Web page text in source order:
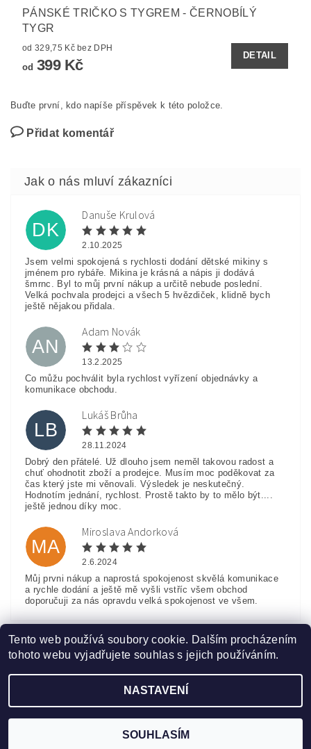
PÁNSKÉ TRIČKO S TYGREM - ČERNOBÍLÝ
TYGR
od 329,75 Kč bez DPH
od 399 Kč
DETAIL
Buďte první, kdo napíše příspěvek k této položce.
Přidat komentář
DK
Danuše Krulová
2.10.2025
Jsem velmi spokojená s rychlosti dodání dětské mikiny s
jménem pro rybáře. Mikina je krásná a nápis ji dodává
šmrnc. Byl to můj první nákup a určitě nebude poslední.
Velká pochvala prodejci a všech 5 hvězdiček, klidně bych
ještě nějakou přidala.
AN
Adam Novák
13.2.2025
Co můžu pochválit byla rychlost vyřízení objednávky a
komunikace obchodu.
LB
Lukáš Brůha
28.11.2024
Dobrý den přátelé. Už dlouho jsem neměl takovou radost a
chuť ohodnotit zboží a prodejce. Musím moc poděkovat za
čas který jste mi věnovali. Výsledek je neskutečný.
Hodnotím jednání, rychlost. Prostě takto by to mělo být....
ještě jednou díky moc.
MA
Miroslava Andorková
2.6.2024
Můj prvni nákup a naprostá spokojenost skvělá komunikace
a rychle dodání a ještě mě vyšli vstříc všem obchod
doporučuji za nás opravdu velká spokojenost ve všem.
2026 ©www.HobbyTriko.cz, všechna práva vyhrazenaUpravit nastavení cookies
Vytvořil Shoptet
Tento web používá soubory cookie. Dalším procházením
tohoto webu vyjadřujete souhlas s jejich používáním.
NASTAVENÍ
SOUHLASÍM